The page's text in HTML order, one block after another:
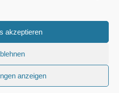
akzeptieren
anzeigen